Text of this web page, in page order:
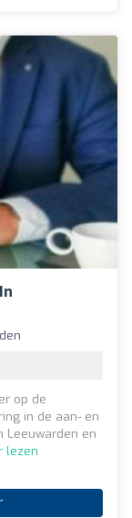
op de
in de aan- en
Leeuwarden en
lezen